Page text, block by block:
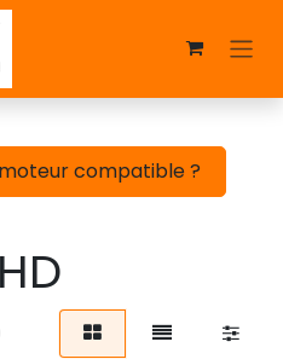
compatible ?